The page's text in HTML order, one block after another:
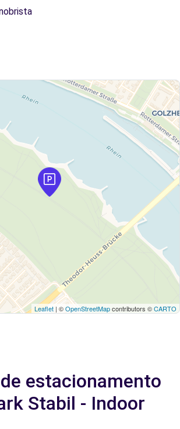
Leaflet | ©OpenStreetMapcontributors ©CARTO
estacionamento
Stabil - Indoor